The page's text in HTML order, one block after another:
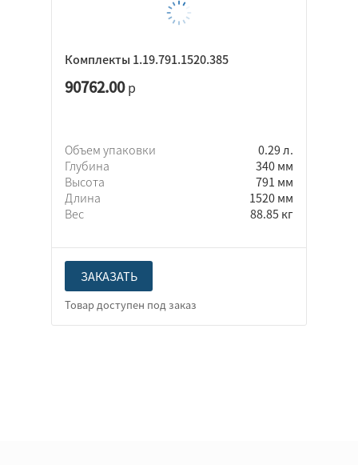
Комплекты 1.19.791.1520.385
90762.00р
Объем упаковки
0.29 л.
Глубина
340 мм
Высота
791 мм
Длина
1520 мм
Вес
88.85 кг
ЗАКАЗАТЬ